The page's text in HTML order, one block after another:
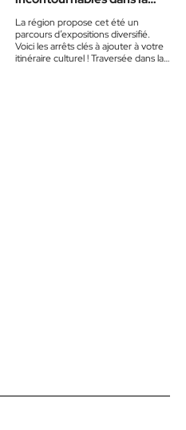
La région propose cet été un
parcours d’expositions diversifié.
Voici les arrêts clés à ajouter à votre
itinéraire culturel ! Traversée dans la